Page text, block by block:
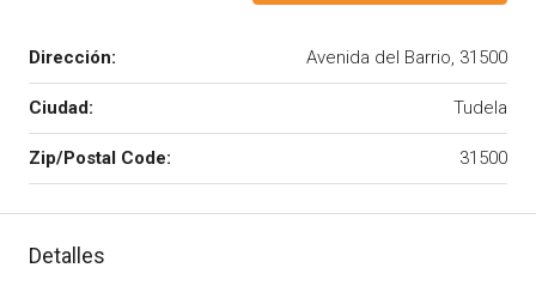
Dirección: Avenida del Barrio, 31500
Ciudad: Tudela
Zip/Postal Code: 31500
Detalles